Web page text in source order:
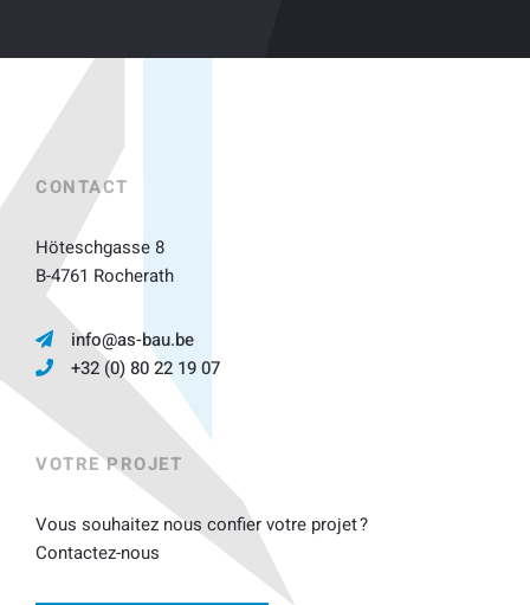
CONTACT
Höteschgasse 8
B-4761 Rocherath
info@as-bau.be
+32 (0) 80 22 19 07
VOTRE PROJET
Vous souhaitez nous confier votre projet ?
Contactez-nous